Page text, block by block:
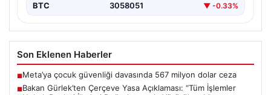
BTC 3058051 ▼ -0.33%
Son Eklenen Haberler
■Meta’ya çocuk güvenliği davasında 567 milyon dolar ceza
■Bakan Gürlek’ten Çerçeve Yasa Açıklaması: “Tüm İşlemler